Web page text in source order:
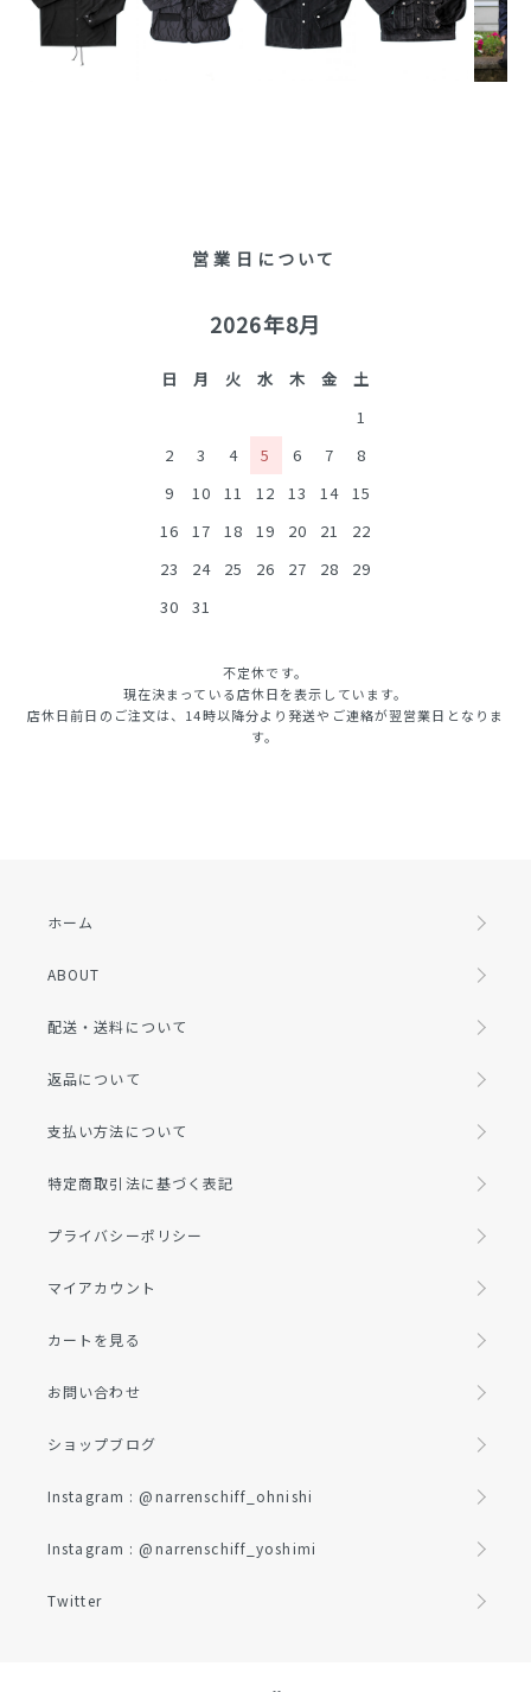
営業日について
2026年8月
日 月 火 水 木 金
土
1
2
3 4 5 6 7
8
9
10 11 12 13 14
15
16
17 18 19 20 21
22
23
24 25 26 27 28
29
30
31
不定休です。
現在決まっている店休日を表示しています。
店休日前日のご注文は、14時以降分より発送やご連絡が翌営業日となりま
す。
ホーム
ABOUT
配送・送料について
返品について
支払い方法について
特定商取引法に基づく表記
プライバシーポリシー
マイアカウント
カートを見る
お問い合わせ
ショップブログ
Instagram : @narrenschiff_ohnishi
Instagram : @narrenschiff_yoshimi
Twitter